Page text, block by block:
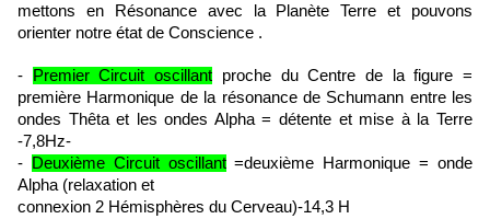
mettons en Résonance avec la Planète Terre et pouvons
orienter notre état de Conscience .
- Premier Circuit oscillant proche du Centre de la figure =
première Harmonique de la résonance de Schumann entre les
ondes Thêta et les ondes Alpha = détente et mise à la Terre
-7,8Hz-
-
Deuxième Circuit oscillant=deuxième Harmonique = onde
Alpha (relaxation et
connexion 2 Hémisphères du Cerveau)-14,3 H